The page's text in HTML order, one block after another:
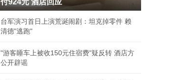
付924元 酒店回应
台军演习首日上演荒诞闹剧：坦克掉零件 赖
清德"逃跑"
"游客睡车上被收150元住宿费"疑反转 酒店方
公开辟谣